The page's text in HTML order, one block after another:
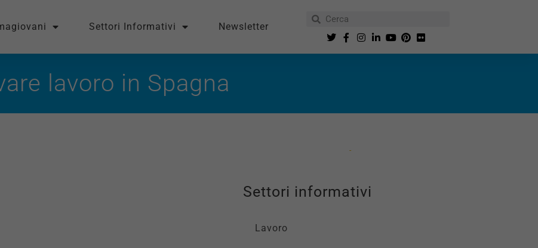
Settori Informativi Newsletter
lavoro in Spagna
Settori informativi
Lavoro